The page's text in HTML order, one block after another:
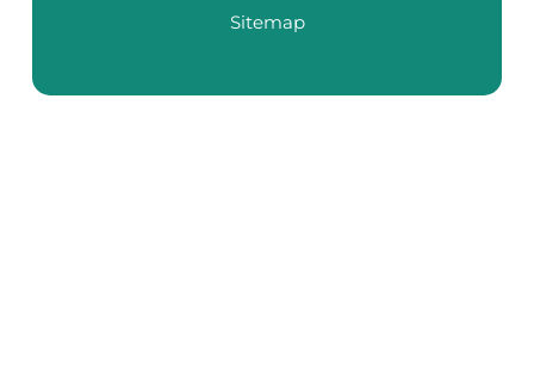
Sitemap